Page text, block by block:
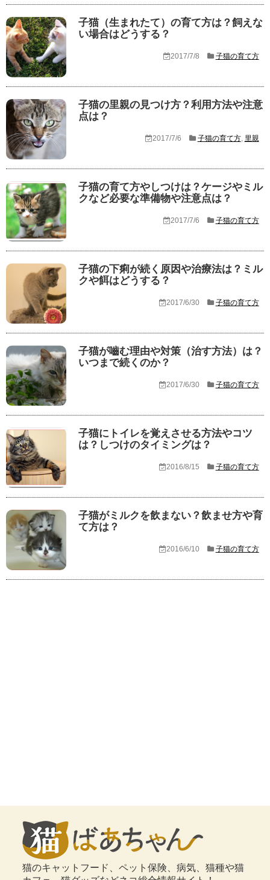
子猫（生まれたて）の育て方は？飼えな
い場合はどうする？
2017/7/8 子猫の育て方
子猫の里親の見つけ方？利用方法や注意
点は？
2017/7/6 子猫の育て方, 里親
子猫の育て方やしつけは？ケージやミル
クなど必要な準備物や注意点は？
2017/7/6 子猫の育て方
子猫の下痢が続く原因や治療法は？ミル
クや餌はどうする？
2017/6/30 子猫の育て方
子猫が嚙む理由や対策（治す方法）は？
いつまで続くのか？
2017/6/30 子猫の育て方
子猫にトイレを覚えさせる方法やコツ
は？しつけのタイミングは？
2016/8/15 子猫の育て方
子猫がミルクを飲まない？飲ませ方や育
て方は？
2016/6/10 子猫の育て方
猫のキャットフード、ペット保険、病気、猫種や猫